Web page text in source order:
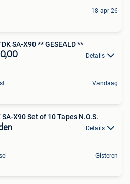
18 apr 26
SA-X90 ** GESEALD **
Details
Vandaag
SA-X90 Set of 10 Tapes N.O.S.
Details
Gisteren